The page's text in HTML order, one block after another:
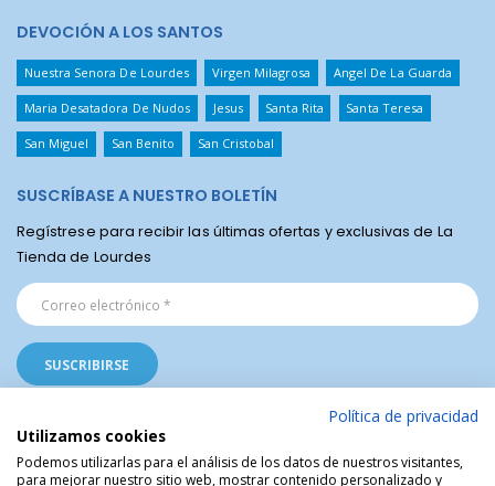
DEVOCIÓN A LOS SANTOS
Nuestra Senora De Lourdes Virgen Milagrosa Angel De La Guarda
Maria Desatadora De Nudos Jesus Santa Rita Santa Teresa
San Miguel San Benito San Cristobal
SUSCRÍBASE A NUESTRO BOLETÍN
Regístrese para recibir las últimas ofertas y exclusivas de La
Tienda de Lourdes
La Tienda Religiosa de Lourdes © | Venta de artículos religiosos del Santuario
Política de privacidad
Utilizamos cookies
Podemos utilizarlas para el análisis de los datos de nuestros visitantes,
para mejorar nuestro sitio web, mostrar contenido personalizado y